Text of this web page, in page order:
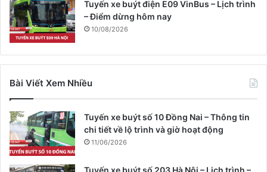
Tuyến xe buýt điện E09 VinBus – Lịch trình
– Điểm dừng hôm nay
10/08/2026
Bài Viết Xem Nhiều
Tuyến xe buýt số 10 Đồng Nai – Thông tin
chi tiết về lộ trình và giờ hoạt động
11/06/2026
Tuyến xe buýt số 203 Hà Nội – Lịch trình –